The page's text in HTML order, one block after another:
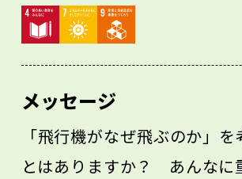
メッセージ
「飛行機がなぜ飛ぶのか」
とはありますか？ あんなに